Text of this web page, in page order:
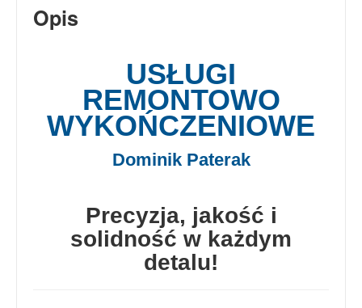
Opis
USŁUGI
REMONTOWO
WYKOŃCZENIOWE
Dominik Paterak
Precyzja, jakość i
solidność w każdym
detalu!